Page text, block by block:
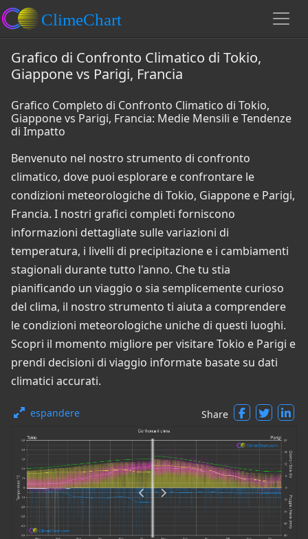
Grafico di Confronto Climatico di Tokio,
Giappone vs Parigi, Francia
Grafico Completo di Confronto Climatico di Tokio,
Giappone vs Parigi, Francia: Medie Mensili e Tendenze
di Impatto
Benvenuto nel nostro strumento di confronto
climatico, dove puoi esplorare e confrontare le
condizioni meteorologiche di Tokio, Giappone e Parigi,
Francia. I nostri grafici completi forniscono
informazioni dettagliate sulle variazioni di
temperatura, i livelli di precipitazione e i cambiamenti
stagionali durante tutto l'anno. Che tu stia
pianificando un viaggio o sia semplicemente curioso
del clima, il nostro strumento ti aiuta a comprendere
le condizioni meteorologiche uniche di questi luoghi.
Scopri il momento migliore per visitare Tokio e Parigi e
prendi decisioni di viaggio informate basate su dati
climatici accurati.
espandere Share